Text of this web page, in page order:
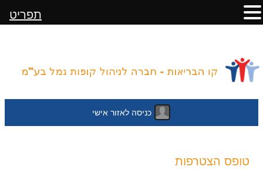
כניסה לאזור אישי
טופס הצטרפות
תפריט